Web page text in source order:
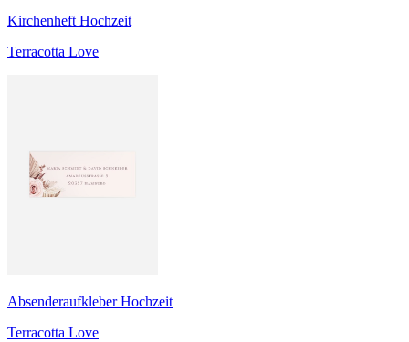
Kirchenheft Hochzeit
Terracotta Love
Absenderaufkleber Hochzeit
Terracotta Love